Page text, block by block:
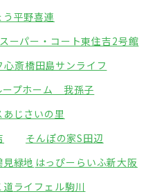
う平野喜連
スーパー・コート東住吉2号館
心斎橋田島サンライフ
ープホーム 我孫子
じさいの里
そんぽの家S田辺
見緑地 はっぴーらいふ新大阪
道ライフェル駒川